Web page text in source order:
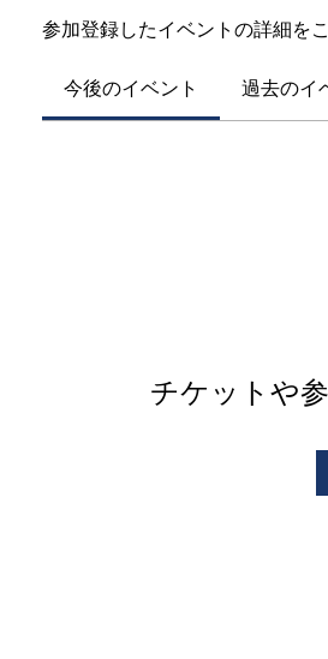
参加登録したイベントの詳細を
今後のイベント 過去のイ
チケットや